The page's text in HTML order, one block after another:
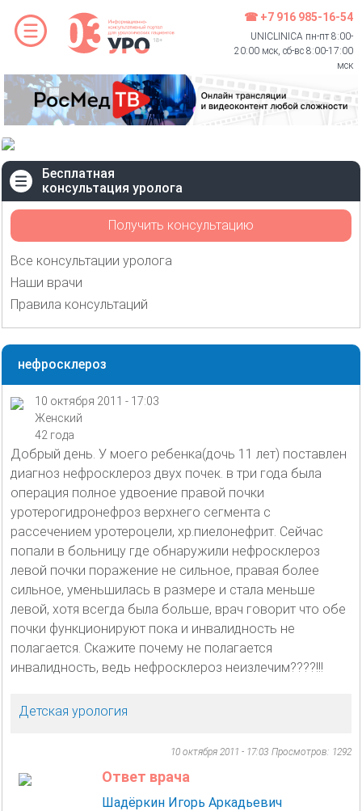
☎ +7 916 985-16-54
UNICLINICA пн-пт 8:00-
20:00 мск, сб-вс 8:00-17:00
мск
Бесплатная
консультация уролога
Получить консультацию
Все консультации уролога
Наши врачи
Правила консультаций
нефросклероз
10 октября 2011 - 17:03
Женский
42 года
Добрый день. У моего ребенка(дочь 11 лет) поставлен
диагноз нефросклероз двух почек. в три года была
операция полное удвоение правой почки
уротерогидронефроз верхнего сегмента с
рассечением уротероцели, хр.пиелонефрит. Сейчас
попали в больницу где обнаружили нефросклероз
левой почки поражение не сильное, правая более
сильное, уменьшилась в размере и стала меньше
левой, хотя всегда была больше, врач говорит что обе
почки функционируют пока и инвалидность не
полагается. Скажите почему не полагается
инвалидность, ведь нефросклероз неизлечим????!!!
Детская урология
10 октября 2011 - 17:03 Просмотров: 1292
Ответ врача
Шадёркин Игорь Аркадьевич